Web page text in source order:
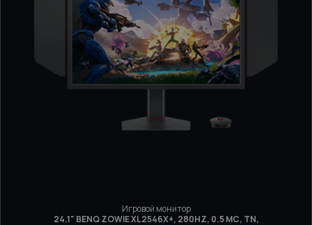
Игровой монитор
24.1" BENQ ZOWIE XL2546X+, 280HZ, 0.5 МС, TN,